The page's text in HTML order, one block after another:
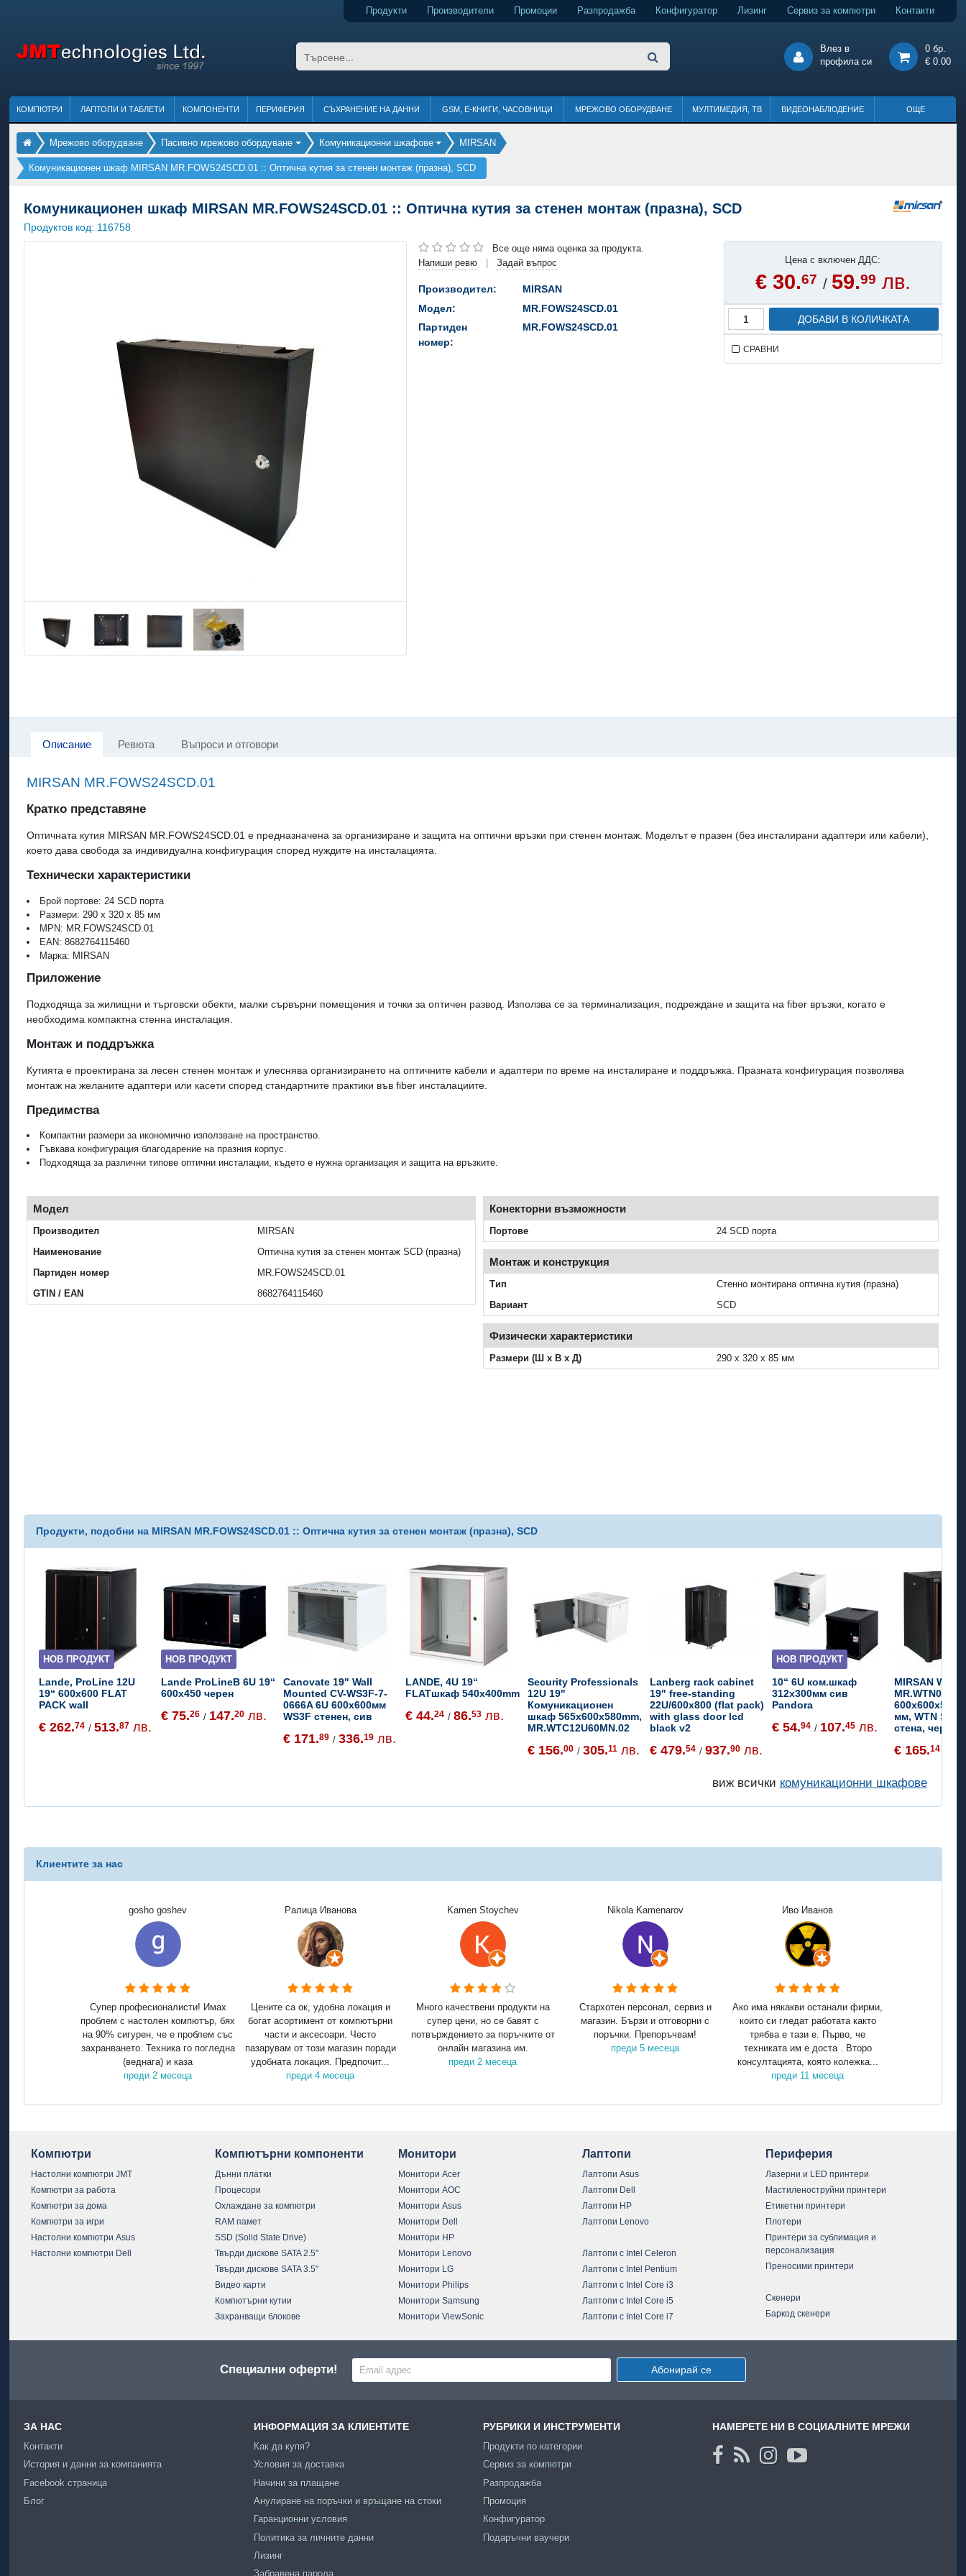
Продукти Производители Промоции Разпродажба Конфигуратор Лизинг Сервиз за компютри Контакти
Влез в
профила си
0 бр.
€ 0.00
КОМПЮТРИ ЛАПТОПИ И ТАБЛЕТИ КОМПОНЕНТИ ПЕРИФЕРИЯ СЪХРАНЕНИЕ НА ДАННИ GSM, Е-КНИГИ, ЧАСОВНИЦИ МРЕЖОВО ОБОРУДВАНЕ МУЛТИМЕДИЯ, ТВ ВИДЕОНАБЛЮДЕНИЕ ОЩЕ
Мрежово оборудване Пасивно мрежово обордуване Комуникационни шкафове MIRSAN
Комуникационен шкаф MIRSAN MR.FOWS24SCD.01 :: Оптична кутия за стенен монтаж (празна), SCD
Комуникационен шкаф MIRSAN MR.FOWS24SCD.01 :: Оптична кутия за стенен монтаж (празна), SCD
Продуктов код: 116758
Все още няма оценка за продукта.
Напиши ревю
Задай въпрос
Производител:
MIRSAN
Модел:
MR.FOWS24SCD.01
Партиден
номер:
MR.FOWS24SCD.01
Цена с включен ДДС:
€ 30.67 / 59.99 лв.
ДОБАВИ В КОЛИЧКАТА
СРАВНИ
Описание Ревюта Въпроси и отговори
MIRSAN MR.FOWS24SCD.01
Кратко представяне
Оптичната кутия MIRSAN MR.FOWS24SCD.01 е предназначена за организиране и защита на оптични връзки при стенен монтаж. Моделът е празен (без инсталирани адаптери или кабели),
което дава свобода за индивидуална конфигурация според нуждите на инсталацията.
Технически характеристики
Брой портове: 24 SCD порта
Размери: 290 x 320 x 85 мм
MPN: MR.FOWS24SCD.01
EAN: 8682764115460
Марка: MIRSAN
Приложение
Подходяща за жилищни и търговски обекти, малки сървърни помещения и точки за оптичен развод. Използва се за терминализация, подреждане и защита на fiber връзки, когато е
необходима компактна стенна инсталация.
Монтаж и поддръжка
Кутията е проектирана за лесен стенен монтаж и улеснява организирането на оптичните кабели и адаптери по време на инсталиране и поддръжка. Празната конфигурация позволява
монтаж на желаните адаптери или касети според стандартните практики във fiber инсталациите.
Предимства
Компактни размери за икономично използване на пространство.
Гъвкава конфигурация благодарение на празния корпус.
Подходяща за различни типове оптични инсталации, където е нужна организация и защита на връзките.
Модел
Производител
MIRSAN
Наименование
Оптична кутия за стенен монтаж SCD (празна)
Партиден номер
MR.FOWS24SCD.01
GTIN / EAN
8682764115460
Конекторни възможности
Портове 24 SCD порта
Монтаж и конструкция
Тип
Стенно монтирана оптична кутия (празна)
Вариант
SCD
Физически характеристики
Размери (Ш x В x Д) 290 x 320 x 85 мм
Продукти, подобни на MIRSAN MR.FOWS24SCD.01 :: Оптична кутия за стенен монтаж (празна), SCD
НОВ ПРОДУКТ
Lande, ProLine 12U
19“ 600x600 FLAT
PACK wall
€ 262.74 /513.87 лв.
НОВ ПРОДУКТ
Lande ProLineB 6U 19“
600x450 черен
€ 75.26 / 147.20 лв.
Canovate 19" Wall
Mounted CV-WS3F-7-
0666A 6U 600x600мм
WS3F стенен, сив
€ 171.89 /336.19 лв.
LANDE, 4U 19“
FLATшкаф 540x400mm
€ 44.24 /86.53 лв.
Security Professionals
12U 19"
Комуникационен
шкаф 565x600x580mm,
MR.WTC12U60MN.02
€ 156.00 /305.11 лв.
Lanberg rack cabinet
19" free-standing
22U/600x800 (flat pack)
with glass door lcd
black v2
€ 479.54 /937.90 лв.
НОВ ПРОДУКТ
10“ 6U ком.шкаф
312х300мм сив
Pandora
€ 54.94 / 107.45 лв.
MIRSAN Wall
мм, WTN
стена, черен
€ 165.14
виж всички комуникационни шкафове
Клиентите за нас
gosho goshev
Супер професионалисти! Имах
проблем с настолен компютър, бях
на 90% сигурен, че е проблем със
захранването. Техника го погледна
(веднага) и каза
преди 2 месеца
Ралица Иванова
Цените са ок, удобна локация и
богат асортимент от компютърни
части и аксесоари. Често
пазарувам от този магазин поради
удобната локация. Предпочит...
преди 4 месеца
Kamen Stoychev
Много качествени продукти на
супер цени, но се бавят с
потвърждението за поръчките от
онлайн магазина им.
преди 2 месеца
Nikola Kamenarov
Стархотен персонал, сервиз и
магазин. Бързи и отговорни с
поръчки. Препоръчвам!
преди 5 месеца
Иво Иванов
Ако има някакви останали фирми,
които си гледат работата както
трябва е тази е. Първо, че
техниката им е доста . Второ
консултацията, която колежка...
преди 11 месеца
Компютри
Настолни компютри JMT
Компютри за работа
Компютри за дома
Компютри за игри
Настолни компютри Asus
Настолни компютри Dell
Компютърни компоненти
Дънни платки
Процесори
Охлаждане за компютри
RAM памет
SSD (Solid State Drive)
Твърди дискове SATA 2.5"
Твърди дискове SATA 3.5"
Видео карти
Компютърни кутии
Захранващи блокове
Монитори
Монитори Acer
Монитори AOC
Монитори Asus
Монитори Dell
Монитори HP
Монитори Lenovo
Монитори LG
Монитори Philips
Монитори Samsung
Монитори ViewSonic
Лаптопи
Лаптопи Asus
Лаптопи Dell
Лаптопи HP
Лаптопи Lenovo
Лаптопи с Intel Celeron
Лаптопи с Intel Pentium
Лаптопи с Intel Core i3
Лаптопи с Intel Core i5
Лаптопи с Intel Core i7
Периферия
Лазерни и LED принтери
Мастиленоструйни принтери
Етикетни принтери
Плотери
Принтери за сублимация и
персонализация
Преносими принтери
Скенери
Баркод скенери
Специални оферти! Абонирай се
ЗА НАС
Контакти
История и данни за компанията
Facebook страница
Блог
ИНФОРМАЦИЯ ЗА КЛИЕНТИТЕ
Как да купя?
Условия за доставка
Начини за плащане
Анулиране на поръчки и връщане на стоки
Гаранционни условия
Политика за личните данни
Лизинг
Забравена парола
РУБРИКИ И ИНСТРУМЕНТИ
Продукти по категории
Сервиз за компютри
Разпродажба
Промоция
Конфигуратор
Подаръчни ваучери
НАМЕРЕТЕ НИ В СОЦИАЛНИТЕ МРЕЖИ